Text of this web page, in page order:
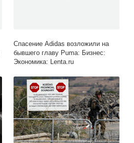
Спасение Adidas возложили на
бывшего главу Puma: Бизнес:
Экономика: Lenta.ru